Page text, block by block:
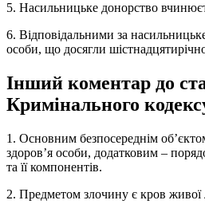
5. Насильницьке донорство
6. Відповідальними за
особи, що досягли
Інший коментар до
Кримінального
1. Основним безпосереднім
здоров’я особи, додатковим –
та її компонентів.
2. Предметом злочину є кров живої